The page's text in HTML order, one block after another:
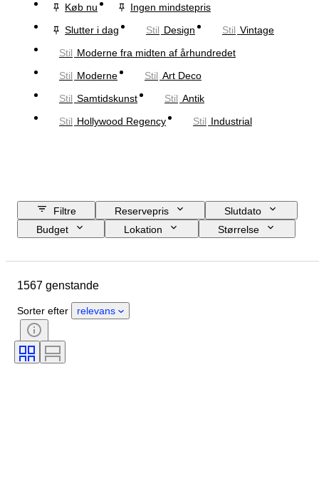
Køb nu
Ingen mindstepris
Slutter i dag
Stil Design Stil Vintage
Stil Moderne fra midten af århundredet
Stil Moderne Stil Art Deco
Stil Samtidskunst Stil Antik
Stil Hollywood Regency Stil Industrial
Filtre Reservepris
Slutdato
Budget
Lokation
Størrelse
Køn
Certificering
Teknik
Signatur
Farve
Kunstner
1567 genstande
Sorter efter relevans